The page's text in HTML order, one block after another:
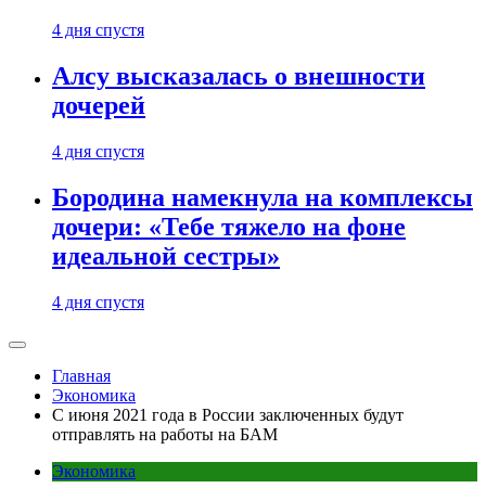
4 дня спустя
Алсу высказалась о внешности
дочерей
4 дня спустя
Бородина намекнула на комплексы
дочери: «Тебе тяжело на фоне
идеальной сестры»
4 дня спустя
Главная
Экономика
С июня 2021 года в России заключенных будут
отправлять на работы на БАМ
Экономика